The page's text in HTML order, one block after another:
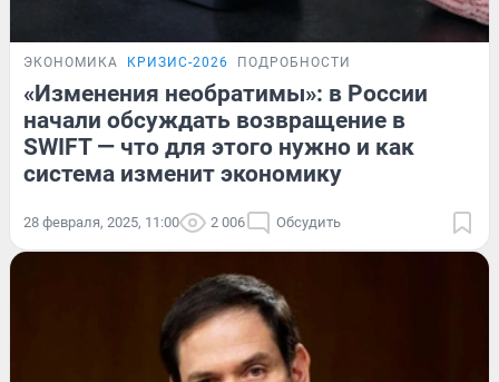
ЭКОНОМИКА КРИЗИС-2026 ПОДРОБНОСТИ
«Изменения необратимы»: в России
начали обсуждать возвращение в
SWIFT — что для этого нужно и как
система изменит экономику
28 февраля, 2025, 11:00 2 006 Обсудить